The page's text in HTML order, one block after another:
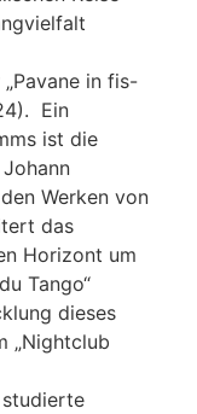
in fis-
Ein
ist die
Werken von
das
Horizont um
Tango“
dieses
„Nightclub